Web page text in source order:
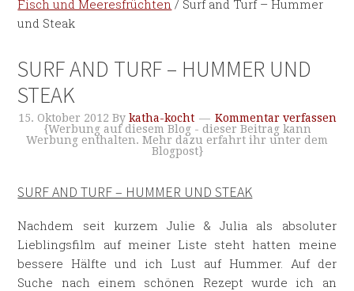
Fisch und Meeresfrüchten / Surf and Turf – Hummer
und Steak
SURF AND TURF – HUMMER UND
STEAK
15. Oktober 2012 By katha-kocht
Kommentar verfassen
{Werbung auf diesem Blog - dieser Beitrag kann
Werbung enthalten. Mehr dazu erfahrt ihr unter dem
Blogpost}
SURF AND TURF – HUMMER UND STEAK
Nachdem seit kurzem Julie & Julia als absoluter
Lieblingsfilm auf meiner Liste steht hatten meine
bessere Hälfte und ich Lust auf Hummer. Auf der
Suche nach einem schönen Rezept wurde ich an